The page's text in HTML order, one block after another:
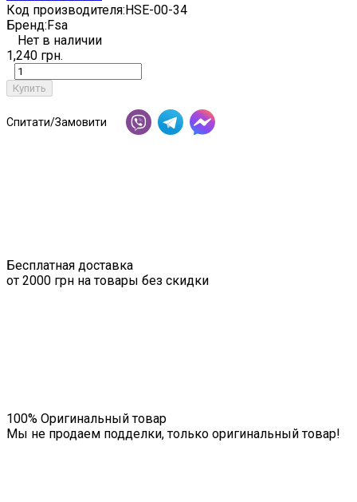
Код производителя:HSE-00-34
Бренд:Fsa
Нет в наличии
1,240 грн.
Купить
Спитати/Замовити
Бесплатная доставка
от 2000 грн на товары без скидки
100% Оригинальный товар
Мы не продаем подделки, только оригинальный товар!